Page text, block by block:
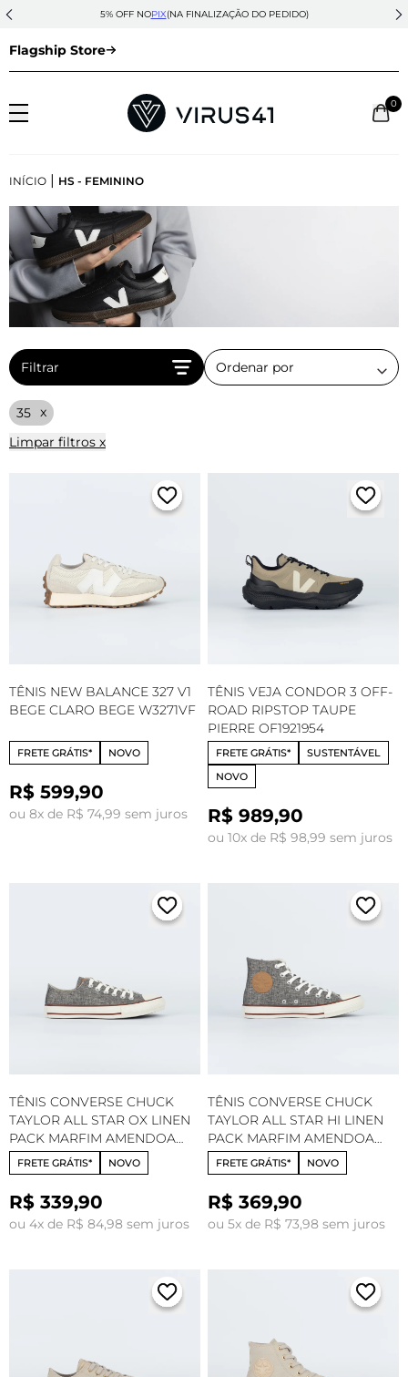
5% OFF NOPIX(NA FINALIZAÇÃO DO PEDIDO)
Flagship Store
0
INÍCIO | HS - FEMININO
Filtrar
35
Limpar filtros x
TÊNIS NEW BALANCE 327 V1
BEGE CLARO BEGE W3271VF
FRETE GRÁTIS* NOVO
R$ 599,90
ou 8x de R$ 74,99 sem juros
TÊNIS VEJA CONDOR 3 OFF-
ROAD RIPSTOP TAUPE
PIERRE OF1921954
FRETE GRÁTIS*
SUSTENTÁVEL
NOVO
R$ 989,90
ou 10x de R$ 98,99 sem juros
TÊNIS CONVERSE CHUCK
TAYLOR ALL STAR OX LINEN
PACK MARFIM AMENDOA
CT35910001
FRETE GRÁTIS* NOVO
R$ 339,90
ou 4x de R$ 84,98 sem juros
TÊNIS CONVERSE CHUCK
TAYLOR ALL STAR HI LINEN
PACK MARFIM AMENDOA
CT35900001
FRETE GRÁTIS* NOVO
R$ 369,90
ou 5x de R$ 73,98 sem juros